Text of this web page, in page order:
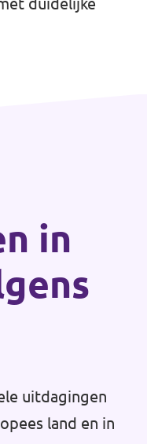
in
uitdagingen
land en in